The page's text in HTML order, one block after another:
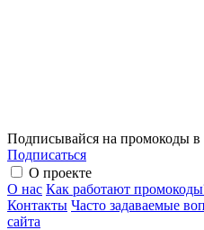
Подписывайся на промокоды в
Подписаться
О проекте
О нас Как работают
Контакты Часто задаваемые
сайта